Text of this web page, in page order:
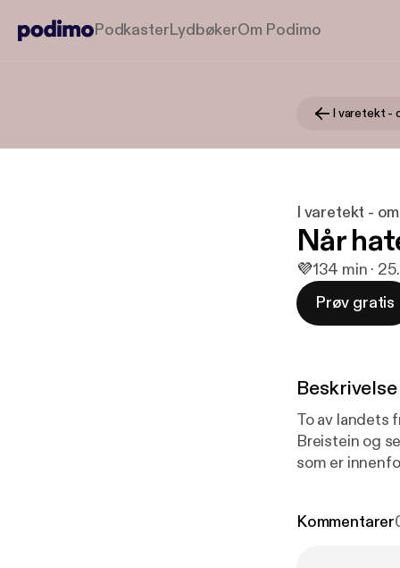
PodkasterLydbøkerOm Podimo
I varetekt -
I varetekt -
Når
💜134 min ·
Prøv gratis
Beskrivelse
To av landets
Breistein og
som er
Kommentarer